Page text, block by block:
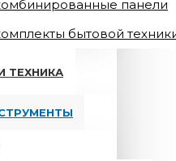
панели
бытовой
ТЕХНИКА